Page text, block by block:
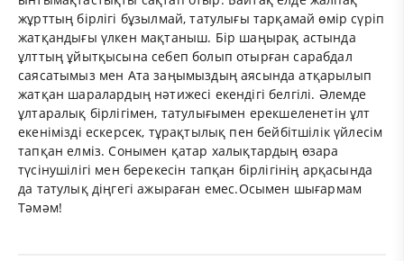
жұрттың бірлігі бұзылмай, татулығы тарқамай өмір сүріп
жатқандығы үлкен мақтаныш. Бір шаңырақ астында
ұлттың ұйытқы­сына себеп болып отырған сараб­дал
саясатымыз мен Ата заңымыздың аясында атқарылып
жатқан шаралардың нәтижесі екендігі белгілі. Әлемде
ұлтаралық бірлігімен, татулығымен ерекшеленетін ұлт
екенімізді ескер­сек, тұрақтылық пен бейбітшілік үйлесім
тапқан елміз. Сонымен қатар халықтардың өзара
түсінушілігі мен бере­кесін тапқан бірлігінің арқасында
да татулық діңгегі ажыраған емес.Осымен шығармам
Тәмәм!